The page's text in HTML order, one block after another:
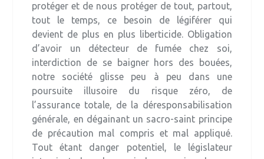
protéger et de nous protéger de tout, partout,
tout le temps, ce besoin de légiférer qui
devient de plus en plus liberticide. Obligation
d’avoir un détecteur de fumée chez soi,
interdiction de se baigner hors des bouées,
notre société glisse peu à peu dans une
poursuite illusoire du risque zéro, de
l’assurance totale, de la déresponsabilisation
générale, en dégainant un sacro-saint principe
de précaution mal compris et mal appliqué.
Tout étant danger potentiel, le législateur